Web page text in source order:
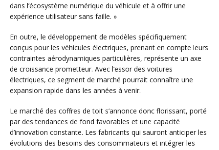
dans l’écosystème numérique du véhicule et à offrir une
expérience utilisateur sans faille. »
En outre, le développement de modèles spécifiquement
conçus pour les véhicules électriques, prenant en compte leurs
contraintes aérodynamiques particulières, représente un axe
de croissance prometteur. Avec l’essor des voitures
électriques, ce segment de marché pourrait connaître une
expansion rapide dans les années à venir.
Le marché des coffres de toit s’annonce donc florissant, porté
par des tendances de fond favorables et une capacité
d’innovation constante. Les fabricants qui sauront anticiper les
évolutions des besoins des consommateurs et intégrer les